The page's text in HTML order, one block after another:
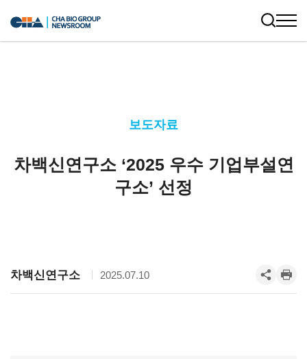
보도자료
차백신연구소 ‘2025 우수 기업부설연
구소’ 선정
차백신연구소 2025.07.10